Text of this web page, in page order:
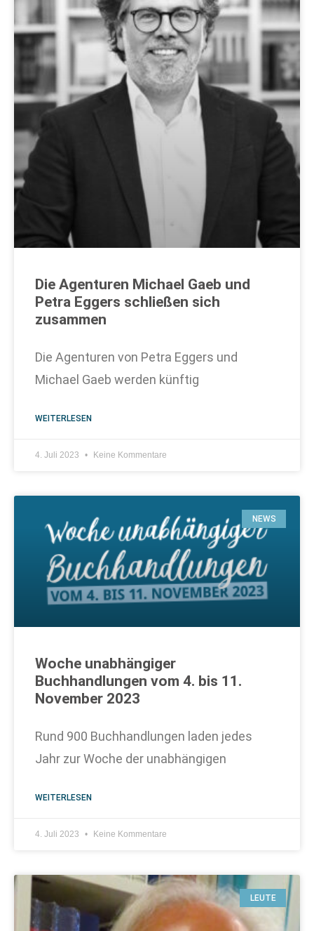
Die Agenturen Michael Gaeb und
Petra Eggers schließen sich
zusammen
Die Agenturen von Petra Eggers und
Michael Gaeb werden künftig
WEITERLESEN
4. Juli 2023 Keine Kommentare
NEWS
Woche unabhängiger
Buchhandlungen vom 4. bis 11.
November 2023
Rund 900 Buchhandlungen laden jedes
Jahr zur Woche der unabhängigen
WEITERLESEN
4. Juli 2023 Keine Kommentare
LEUTE